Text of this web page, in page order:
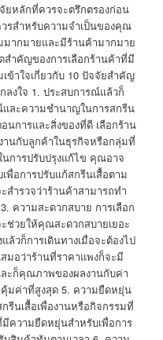
ยหลักที่ควรจะตรึกตรองก่อน
รสำหรับความจำเป็นของคุณ
มากมายและมีร้านค้ามากมาย
สำคัญของการเลือกร้านค้าที่มี
ข้าใจเกี่ยวกับ 10 ปัจจัยสำคัญ
งใจ 1. ประสบการณ์แล้วก็
ละความชำนาญในการสกรีน
นการและสิ่งของที่ดี เลือกร้าน
นกับลูกค้าในธุรกิจหรือกลุ่มที่
การปรับปรุงแก้ไข คุณอาจ
พื่อการปรับแก้สกรีนเสื้อตาม
ำรวจว่าร้านค้าสามารถทำ
ความสะดวกสบาย การเลือก
วยให้คุณสะดวกสบายเยอะ
วก็การเดินทางเมื่อจะต้องไป
มอว่าร้านที่ราคาแพงก็จะมี
ะก็คุณภาพของผลงานกับค่า
มค่าที่สูงสุด 5. ความยืดหยุ่น
รีนเสื้อเพื่องานหรือกิจกรรมที่
มีความยืดหยุ่นสำหรับเพื่อการ